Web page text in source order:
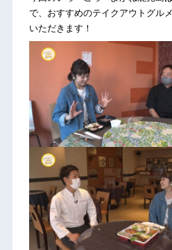
で、おすすめのテイクアウトグル
いただきます！